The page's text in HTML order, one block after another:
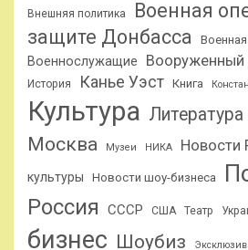
Внешняя политика
Военная
защите Донбасса
Военная
Военнослужащие Вооруженный
История Канье Уэст Книга
Культура Литература
Москва Музеи НИКА Новости
культуры Новости шоу-бизнеса
Россия СССР США Театр
бизнес Шоубиз